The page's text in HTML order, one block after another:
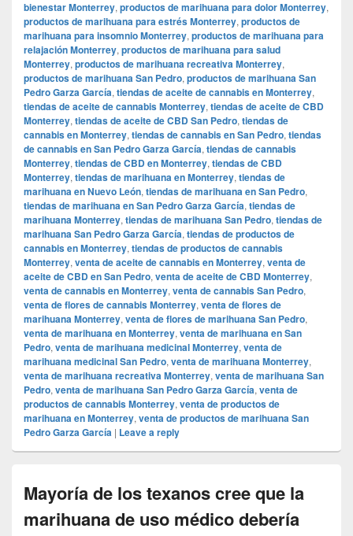
bienestar Monterrey, productos de marihuana para dolor Monterrey,
productos de marihuana para estrés Monterrey, productos de
marihuana para insomnio Monterrey, productos de marihuana para
relajación Monterrey, productos de marihuana para salud
Monterrey, productos de marihuana recreativa Monterrey,
productos de marihuana San Pedro, productos de marihuana San
Pedro Garza García, tiendas de aceite de cannabis en Monterrey,
tiendas de aceite de cannabis Monterrey, tiendas de aceite de CBD
Monterrey, tiendas de aceite de CBD San Pedro, tiendas de
cannabis en Monterrey, tiendas de cannabis en San Pedro, tiendas
de cannabis en San Pedro Garza García, tiendas de cannabis
Monterrey, tiendas de CBD en Monterrey, tiendas de CBD
Monterrey, tiendas de marihuana en Monterrey, tiendas de
marihuana en Nuevo León, tiendas de marihuana en San Pedro,
tiendas de marihuana en San Pedro Garza García, tiendas de
marihuana Monterrey, tiendas de marihuana San Pedro, tiendas de
marihuana San Pedro Garza García, tiendas de productos de
cannabis en Monterrey, tiendas de productos de cannabis
Monterrey, venta de aceite de cannabis en Monterrey, venta de
aceite de CBD en San Pedro, venta de aceite de CBD Monterrey,
venta de cannabis en Monterrey, venta de cannabis San Pedro,
venta de flores de cannabis Monterrey, venta de flores de
marihuana Monterrey, venta de flores de marihuana San Pedro,
venta de marihuana en Monterrey, venta de marihuana en San
Pedro, venta de marihuana medicinal Monterrey, venta de
marihuana medicinal San Pedro, venta de marihuana Monterrey,
venta de marihuana recreativa Monterrey, venta de marihuana San
Pedro, venta de marihuana San Pedro Garza García, venta de
productos de cannabis Monterrey, venta de productos de
marihuana en Monterrey, venta de productos de marihuana San
Pedro Garza García | Leave a reply
Mayoría de los texanos cree que la
marihuana de uso médico debería